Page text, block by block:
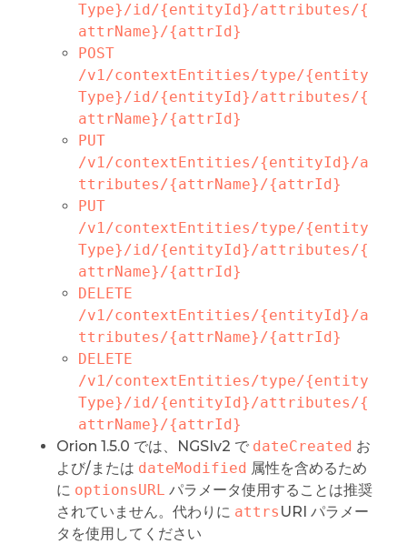
Type}/id/{entityId}/attributes/{
attrName}/{attrId}
POST
/v1/contextEntities/type/{entity
Type}/id/{entityId}/attributes/{
attrName}/{attrId}
PUT
/v1/contextEntities/{entityId}/a
ttributes/{attrName}/{attrId}
PUT
/v1/contextEntities/type/{entity
Type}/id/{entityId}/attributes/{
attrName}/{attrId}
DELETE
/v1/contextEntities/{entityId}/a
ttributes/{attrName}/{attrId}
DELETE
/v1/contextEntities/type/{entity
Type}/id/{entityId}/attributes/{
attrName}/{attrId}
Orion 1.5.0 では、NGSIv2 で dateCreated お
よび/または dateModified 属性を含めるため
に optionsURL パラメータ使用することは推奨
されていません。代わりに attrs URI パラメー
タを使用してください